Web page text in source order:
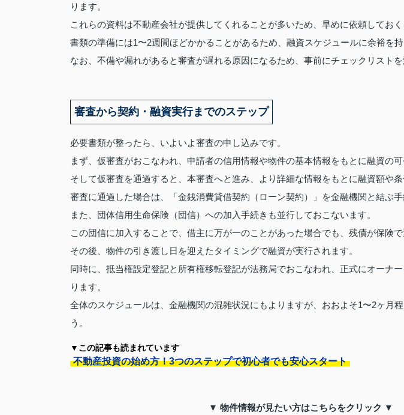
ります。
これらの資料は不動産会社が提供してくれることが多いため、早めに依頼しておく
書類の準備には1〜2週間ほどかかることがあるため、融資スケジュールに余裕を
なお、不備や漏れがあると審査が遅れる原因になるため、事前にチェックリストを
審査から契約・融資実行までのステップ
必要書類が整ったら、いよいよ審査の申し込みです。
まず、仮審査がおこなわれ、申請者の信用情報や物件の基本情報をもとに融資の可
そして仮審査を通過すると、本審査へと進み、より詳細な情報をもとに融資額や条
審査に通過した場合は、「金銭消費貸借契約（ローン契約）」を金融機関と結ぶ手
また、団体信用生命保険（団信）への加入手続きも並行しておこないます。
この団信に加入することで、借主に万が一のことがあった場合でも、残債が保険で
その後、物件の引き渡し日を迎えたタイミングで融資が実行されます。
同時に、抵当権設定登記と所有権移転登記が法務局でおこなわれ、正式にオーナ
ります。
全体のスケジュールは、金融機関の混雑状況にもよりますが、おおよそ1〜2ヶ月
う。
▼この記事も読まれています
不動産投資の始め方！3つのステップで初心者でも安心スタート
▼ 物件情報が見たい方はこちらをクリック ▼